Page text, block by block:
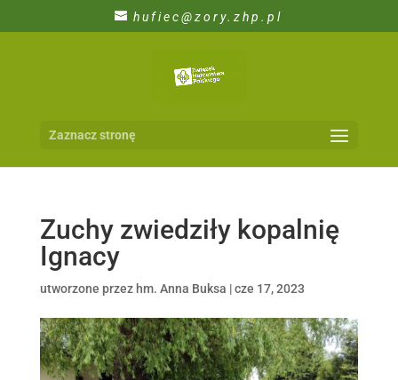
hufiec@zory.zhp.pl
Zaznacz stronę
Zuchy zwiedziły kopalnię
Ignacy
utworzone przez hm. Anna Buksa |cze 17, 2023